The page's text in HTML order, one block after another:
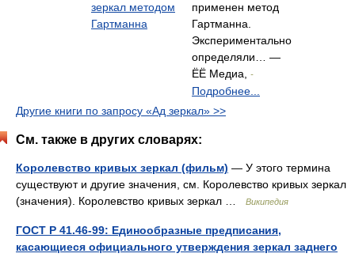
зеркал методом
Гартманна
применен метод
Гартманна.
Экспериментально
определяли… —
ЁЁ Медиа,
-
Подробнее...
Другие книги по запросу «Ад зеркал» >>
См. также в других словарях:
Королевство кривых зеркал (фильм) — У этого термина
существуют и другие значения, см. Королевство кривых зеркал
(значения). Королевство кривых зеркал …
Википедия
ГОСТ Р 41.46-99: Единообразные предписания,
касающиеся официального утверждения зеркал заднего